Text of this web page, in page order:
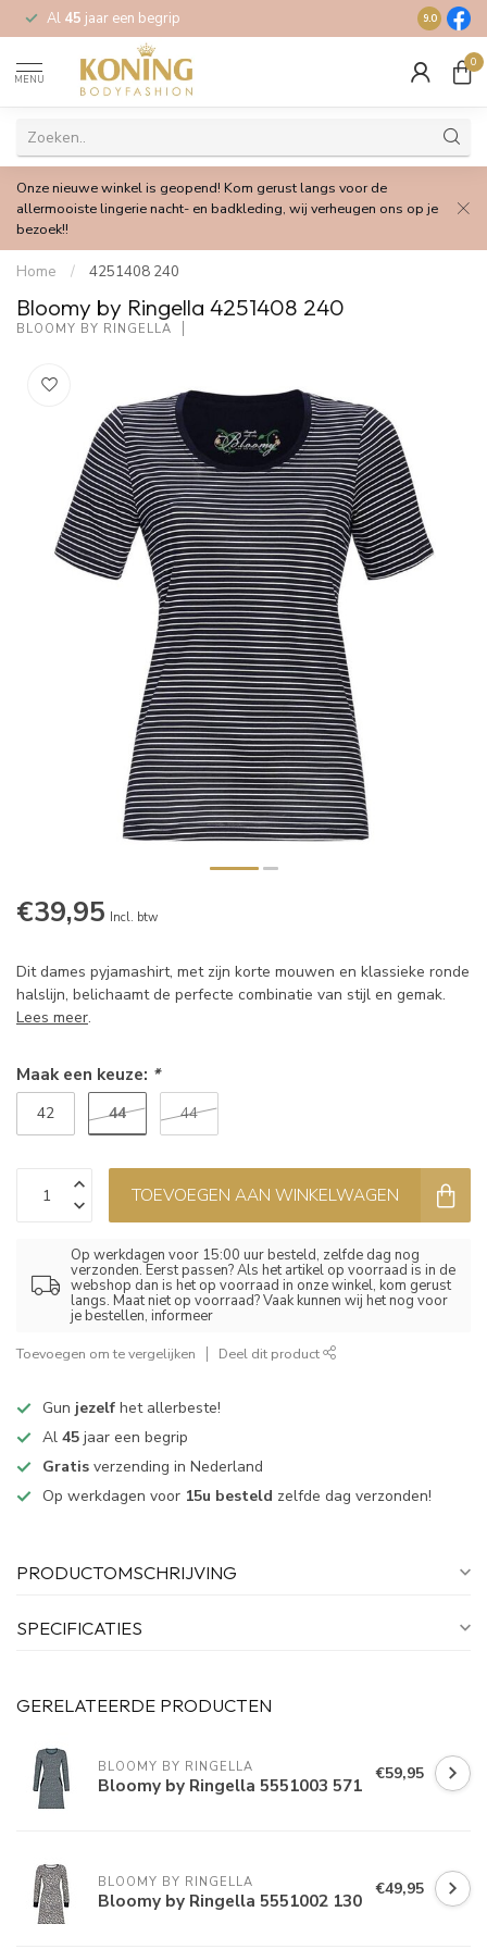
Al 45 jaar een begrip Gratis
9.0
MENU
0
Onze nieuwe winkel is geopend! Kom gerust langs voor de
allermooiste lingerie nacht- en badkleding, wij verheugen ons op je
bezoek!!
Home / 4251408 240
Bloomy by Ringella 4251408 240
BLOOMY BY RINGELLA
€39,95 Incl. btw
Dit dames pyjamashirt, met zijn korte mouwen en klassieke ronde
halslijn, belichaamt de perfecte combinatie van stijl en gemak.
Lees meer.
Maak een keuze: *
42 44 44
TOEVOEGEN AAN WINKELWAGEN
Op werkdagen voor 15:00 uur besteld, zelfde dag nog
verzonden. Eerst passen? Als het artikel op voorraad is in de
webshop dan is het op voorraad in onze winkel, kom gerust
langs. Maat niet op voorraad? Vaak kunnen wij het nog voor
je bestellen, informeer
Toevoegen om te vergelijken Deel dit product
Gun jezelf het allerbeste!
Al 45 jaar een begrip
Gratis verzending in Nederland
Op werkdagen voor 15u besteld zelfde dag verzonden!
PRODUCTOMSCHRIJVING
SPECIFICATIES
GERELATEERDE PRODUCTEN
BLOOMY BY RINGELLA
Bloomy by Ringella 5551003 571 €59,95
BLOOMY BY RINGELLA
Bloomy by Ringella 5551002 130 €49,95